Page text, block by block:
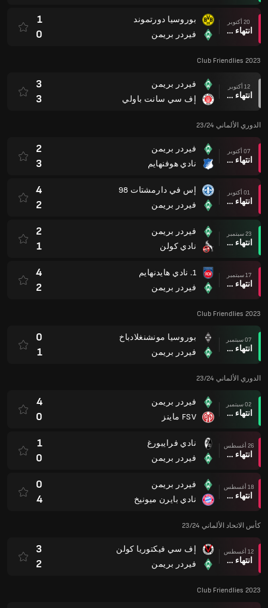
20 أكتوبر
انتهاء وقت المباراة
بوروسيا دورتموند
فيردر بريمن
1
0
Club Friendlies 2023
12 أكتوبر
انتهاء وقت المباراة
فيردر بريمن
إف سي سانت باولي
3
3
الدوري الألماني 23/24
07 أكتوبر
انتهاء وقت المباراة
فيردر بريمن
نادي هوفنهايم
2
3
01 أكتوبر
انتهاء وقت المباراة
إس في دارمشتات 98
فيردر بريمن
4
2
23 سبتمبر
انتهاء وقت المباراة
فيردر بريمن
نادي كولن
2
1
17 سبتمبر
انتهاء وقت المباراة
1. نادي هايدنهايم
فيردر بريمن
4
2
Club Friendlies 2023
07 سبتمبر
انتهاء وقت المباراة
بوروسيا مونشنغلادباخ
فيردر بريمن
0
1
الدوري الألماني 23/24
02 سبتمبر
انتهاء وقت المباراة
فيردر بريمن
FSV ماينز
4
0
26 أغسطس
انتهاء وقت المباراة
نادي فرايبورغ
فيردر بريمن
1
0
18 أغسطس
انتهاء وقت المباراة
فيردر بريمن
نادي بايرن ميونيخ
0
4
كأس الاتحاد الألماني 23/24
12 أغسطس
انتهاء وقت المباراة
إف سي فيكتوريا كولن
فيردر بريمن
3
2
Club Friendlies 2023